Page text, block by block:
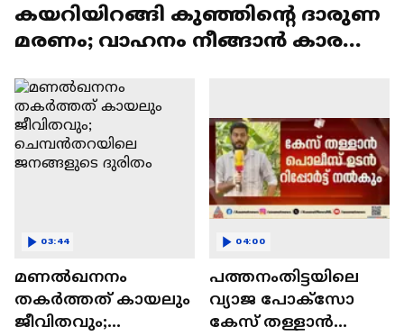
കയറിയിറങ്ങി കുഞ്ഞിൻ്റെ ദാരുണ
മരണം; വാഹനം നീങ്ങാൻ കാരണം
മണൽഖനനം
തകർത്തത് കായലും
ജീവിതവും;
03:44
പത്തനംതിട്ടയിലെ
വ്യാജ പോക്സോ
കേസ് തള്ളാന്‍
04:00